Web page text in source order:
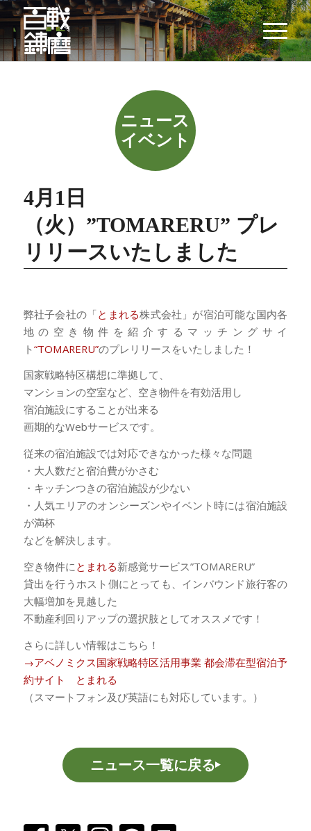
4月1日
（火）”TOMARERU” プレ
リリースいたしました
弊社子会社の「とまれる株式会社」が宿泊可能な国内各
地の空き物件を紹介するマッチングサイ
ト “TOMARERU”のプレリリースをいたしました！
国家戦略特区構想に準拠して、
マンションの空室など、空き物件を有効活用し
宿泊施設にすることが出来る
画期的なWebサービスです。
従来の宿泊施設では対応できなかった様々な問題
・大人数だと宿泊費がかさむ
・キッチンつきの宿泊施設が少ない
・人気エリアのオンシーズンやイベント時には宿泊施設
が満杯
などを解決します。
空き物件に とまれる新感覚サービス”TOMARERU”
貸出を行うホスト側にとっても、インバウンド旅行客の
大幅増加を見越した
不動産利回りアップの選択肢としてオススメです！
さらに詳しい情報はこちら！
→アベノミクス国家戦略特区活用事業 都会滞在型宿泊予
約サイト
とまれる
（スマートフォン及び英語にも対応しています。）
ニュース一覧に戻る